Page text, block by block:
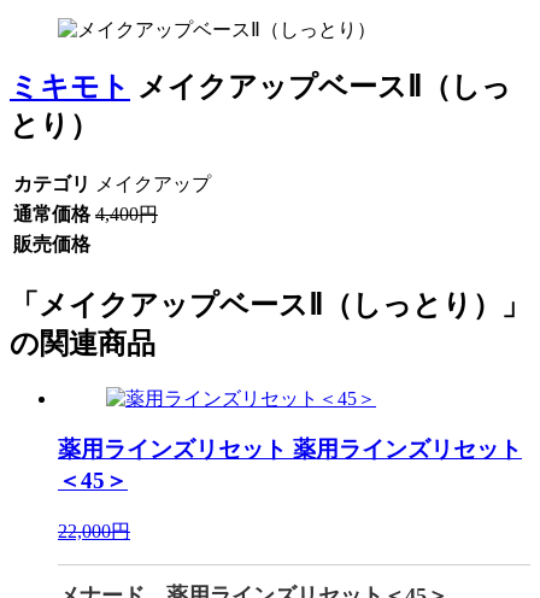
ミキモト メイクアップベースⅡ（しっ
とり）
カテゴリ
メイクアップ
通常価格 4,400円
販売価格
「メイクアップベースⅡ（しっとり）」
の関連商品
薬用ラインズリセット 薬用ラインズリセット
＜45＞
22,000円